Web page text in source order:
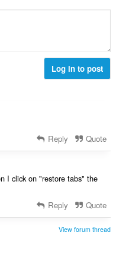
Log in to post
Reply Quote
I click on "restore tabs" the
Reply Quote
View forum thread